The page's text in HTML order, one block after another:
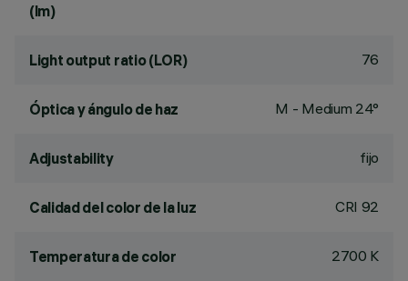
(lm)
Light output ratio (LOR) 76
Óptica y ángulo de haz M - Medium 24°
Adjustability fijo
Calidad del color de la luz CRI 92
Temperatura de color 2700 K